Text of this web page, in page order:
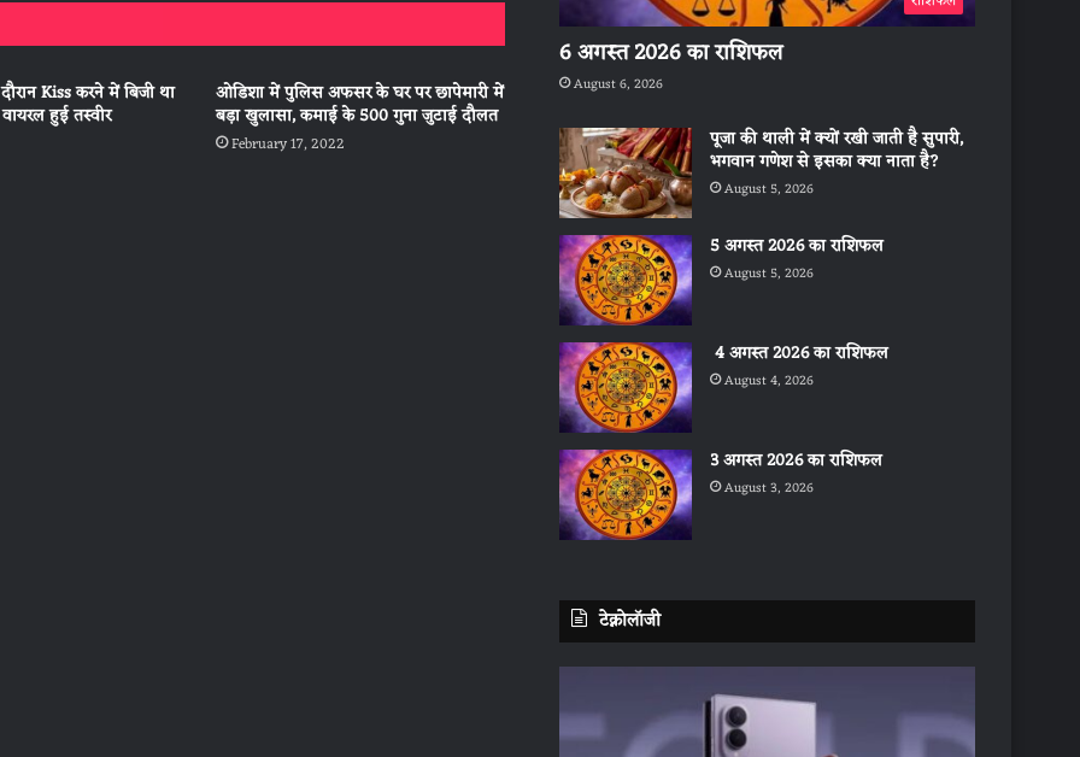
Kiss करने में बिजी था
हुई तस्वीर
ओडिशा में पुलिस अफसर के घर पर छापेमारी में
बड़ा खुलासा, कमाई के 500 गुना जुटाई दौलत
February 17, 2022
6 अगस्त 2026 का राशिफल
August 6, 2026
पूजा की थाली में क्यों रखी जाती है सुपारी,
भगवान गणेश से इसका क्या नाता है?
August 5, 2026
5 अगस्त 2026 का राशिफल
August 5, 2026
4 अगस्त 2026 का राशिफल
August 4, 2026
3 अगस्त 2026 का राशिफल
August 3, 2026
टेक्नोलॉजी